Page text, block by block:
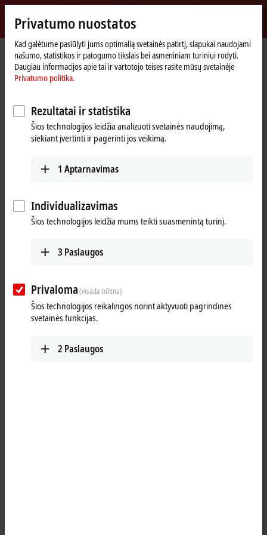
Beckhoff
-
New
Automation
Technology
Pradinis
puslapis
Products I/O Bus Terminals KL9xxx | System KL9186
KL9186 | Potential distribution
terminal, 8 x 24 V DC
Privatumo nuostatos
Kad galėtume pasiūlyti jums optimalią svetainės patirtį, slapukai naudojami
našumo, statistikos ir patogumo tikslais bei asmeniniam turiniui rodyti.
Daugiau informacijos apie tai ir vartotojo teises rasite mūsų svetainėje
Privatumo politika.
Rezultatai ir statistika
Šios technologijos leidžia analizuoti svetainės naudojimą,
siekiant įvertinti ir pagerinti jos veikimą.
1 Aptarnavimas
Individualizavimas
Šios technologijos leidžia mums teikti suasmenintą turinį.
3 Paslaugos
Privaloma(visada būtina)
Šios technologijos reikalingos norint aktyvuoti pagrindines
svetainės funkcijas.
2 Paslaugos